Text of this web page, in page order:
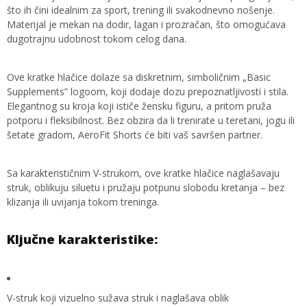
što ih čini idealnim za sport, trening ili svakodnevno nošenje.
Materijal je mekan na dodir, lagan i prozračan, što omogućava
dugotrajnu udobnost tokom celog dana.
Ove kratke hlačice dolaze sa diskretnim, simboličnim „Basic
Supplements” logoom, koji dodaje dozu prepoznatljivosti i stila.
Elegantnog su kroja koji ističe žensku figuru, a pritom pruža
potporu i fleksibilnost. Bez obzira da li trenirate u teretani, jogu ili
šetate gradom, AeroFit Shorts će biti vaš savršen partner.
Sa karakterističnim V-strukom, ove kratke hlačice naglašavaju
struk, oblikuju siluetu i pružaju potpunu slobodu kretanja – bez
klizanja ili uvijanja tokom treninga.
Ključne karakteristike:
V-struk koji vizuelno sužava struk i naglašava oblik